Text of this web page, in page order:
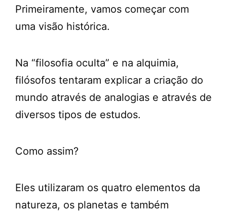
Primeiramente, vamos começar com
uma visão histórica.
Na “filosofia oculta” e na alquimia,
filósofos tentaram explicar a criação do
mundo através de analogias e através de
diversos tipos de estudos.
Como assim?
Eles utilizaram os quatro elementos da
natureza, os planetas e também